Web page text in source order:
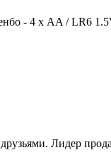
- 4 х AA / LR6
Лидер